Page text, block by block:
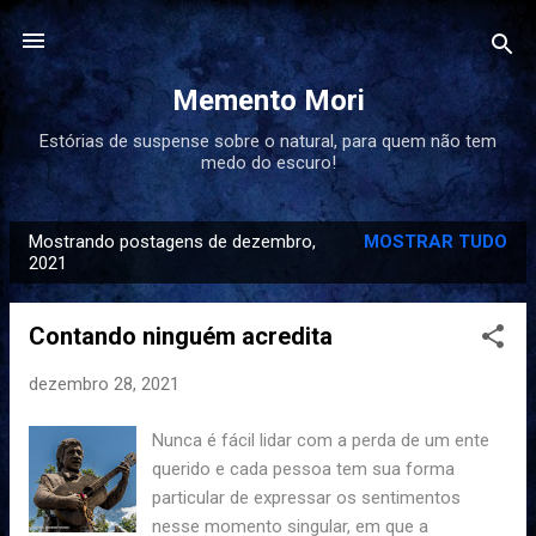
Pular para o conteúdo principal
Memento Mori
Estórias de suspense sobre o natural, para quem não tem
medo do escuro!
o
Mostrando postagens de dezembro,
2021
MOSTRAR TUDO
Contando ninguém acredita
dezembro 28, 2021
Nunca é fácil lidar com a perda de um ente
querido e cada pessoa tem sua forma
particular de expressar os sentimentos
nesse momento singular, em que a